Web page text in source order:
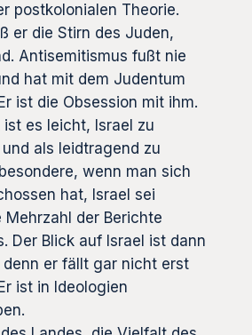
postkolonialen Theorie.
er die Stirn des Juden,
Antisemitismus fußt nie
hat mit dem Judentum
ist die Obsession mit ihm.
ist es leicht, Israel zu
als leidtragend zu
wenn man sich
hat, Israel sei
Mehrzahl der Berichte
Der Blick auf Israel ist dann
er fällt gar nicht erst
ist in Ideologien